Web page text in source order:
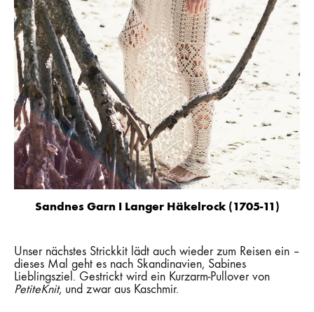
Sandnes Garn I Langer Häkelrock (1705-11)
Unser nächstes Strickkit lädt auch wieder zum Reisen ein –
dieses Mal geht es nach Skandinavien, Sabines
Lieblingsziel. Gestrickt wird ein Kurzarm-Pullover von
PetiteKnit, und zwar aus Kaschmir.